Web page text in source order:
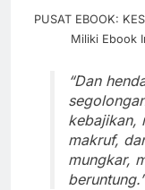
PUSAT EBOOK:
Miliki Ebook
“Dan
kebajikan,
makruf,
mungkar,